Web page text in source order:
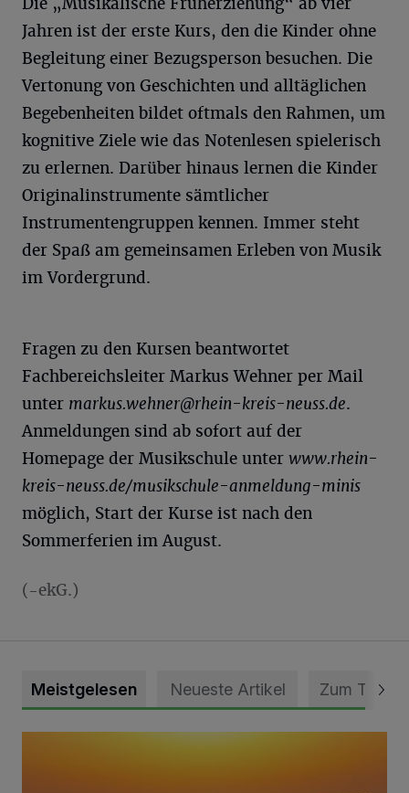
Jahren ist der erste Kurs, den die Kinder ohne
Begleitung einer Bezugsperson besuchen. Die
Vertonung von Geschichten und alltäglichen
Begebenheiten bildet oftmals den Rahmen, um
kognitive Ziele wie das Notenlesen spielerisch
zu erlernen. Darüber hinaus lernen die Kinder
Originalinstrumente sämtlicher
Instrumentengruppen kennen. Immer steht
der Spaß am gemeinsamen Erleben von Musik
im Vordergrund.
Fragen zu den Kursen beantwortet
Fachbereichsleiter Markus Wehner per Mail
unter markus.wehner@rhein-kreis-neuss.de.
Anmeldungen sind ab sofort auf der
Homepage der Musikschule unter www.rhein-
kreis-neuss.de/musikschule-anmeldung-minis
möglich, Start der Kurse ist nach den
Sommerferien im August.
(-ekG.)
Meistgelesen Neueste Artikel Zum Thema
Die schönsten Sommermomente gesucht